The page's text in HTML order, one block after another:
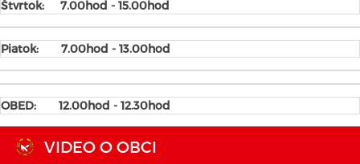
Štvrtok: 7.00hod - 15.00hod
Piatok: 7.00hod - 13.00hod
OBED: 12.00hod - 12.30hod
VIDEO O OBCI